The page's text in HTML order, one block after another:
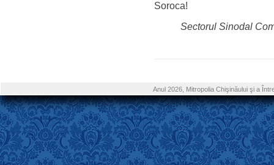
Soroca!
Sectorul Sinodal
Anul 2026, Mitropolia Chişinăului şi a